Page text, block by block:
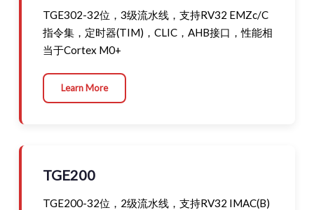
TGE302-32位，3级流水线，支持RV32 EMZc/C
指令集，定时器(TIM)，CLIC，AHB接口，性能相
当于Cortex M0+
Learn More
TGE200
TGE200-32位，2级流水线，支持RV32 IMAC(B)